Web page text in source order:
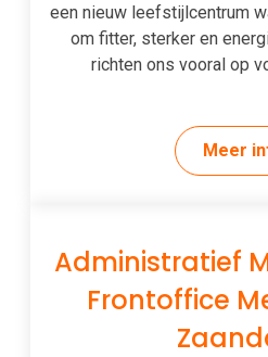
een nieuw leefstijlcentrum
om fitter, sterker en
richten ons vooral op
Meer
Administratief
Frontoffice